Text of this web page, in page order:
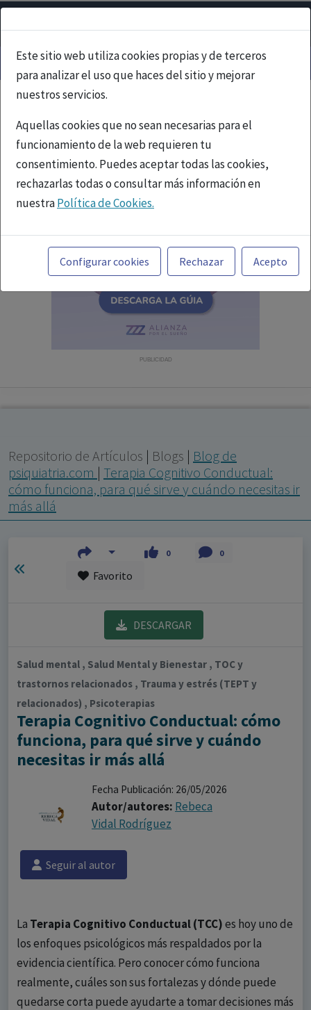
Este sitio web utiliza cookies propias y de terceros
para analizar el uso que haces del sitio y mejorar
nuestros servicios.
Aquellas cookies que no sean necesarias para el
funcionamiento de la web requieren tu
consentimiento. Puedes aceptar todas las cookies,
rechazarlas todas o consultar más información en
nuestraPolítica de Cookies.
Toda la información incluida en la Página Web está
referida a productos del mercado español y, por
tanto, dirigida a profesionales sanitarios legalmente
facultados para prescribir o dispensar medicamentos
con ejercicio profesional. La información técnica de los
fármacos se facilita a título meramente informativo,
Configurar cookies Rechazar Acepto
PUBLICIDAD
Repositorio de Artículos | Blogs | Blog de
psiquiatria.com | Terapia Cognitivo Conductual:
cómo funciona, para qué sirve y cuándo necesitas ir
más allá
0 0
Favorito
DESCARGAR
Salud mental , Salud Mental y Bienestar , TOC y
trastornos relacionados , Trauma y estrés (TEPT y
relacionados) , Psicoterapias
Terapia Cognitivo Conductual: cómo
funciona, para qué sirve y cuándo
necesitas ir más allá
Fecha Publicación: 26/05/2026
Autor/autores: Rebeca
Vidal Rodríguez
Seguir al autor
La Terapia Cognitivo Conductual (TCC)es hoy uno de
los enfoques psicológicos más respaldados por la
evidencia científica. Pero conocer cómo funciona
realmente, cuáles son sus fortalezas y dónde puede
quedarse corta puede ayudarte a tomar decisiones más